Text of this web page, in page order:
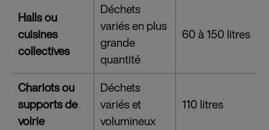
Halls ou
cuisines
collectives
Déchets
variés en plus
grande
quantité
60 à 150 litres
Chariots ou
supports de
voirie
Déchets
variés et
volumineux
110 litres